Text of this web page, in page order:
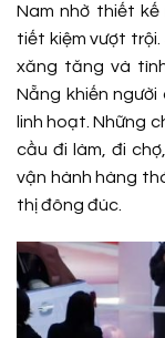
Nam nhờ thiết
tiết kiệm vượt
xăng tăng và
Nẵng khiến
linh hoạt. Những
cầu đi làm, đi
vận hành hàng
thị đông đúc.